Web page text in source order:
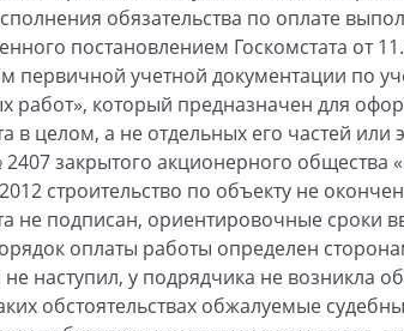
обязательства по оплате
постановлением Госкомстата от
учетной документации по
работ», который предназначен для
в целом, а не отдельных его частей
закрытого акционерного общества
строительство по объекту не
не подписан, ориентировочные сроки
оплаты работы определен
наступил, у подрядчика не возникла
обстоятельствах обжалуемые